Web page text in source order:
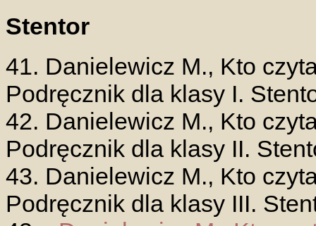
Stentor
41. Danielewicz M., Kto
Podręcznik dla klasy I.
42. Danielewicz M., Kto
Podręcznik dla klasy II.
43. Danielewicz M., Kto
Podręcznik dla klasy III.